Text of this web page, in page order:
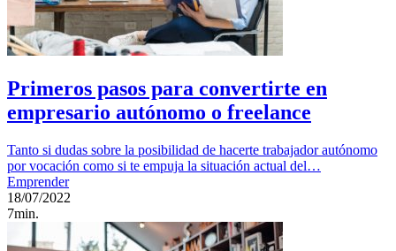
Primeros pasos para convertirte en
empresario autónomo o freelance
Tanto si dudas sobre la posibilidad de hacerte trabajador autónomo
por vocación como si te empuja la situación actual del…
Emprender
18/07/2022
7min.